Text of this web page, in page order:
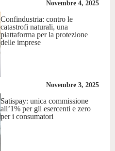
Novembre 4, 2025
Confindustria: contro le
catastrofi naturali, una
piattaforma per la protezione
delle imprese
Novembre 3, 2025
Satispay: unica commissione
all’1% per gli esercenti e zero
per i consumatori